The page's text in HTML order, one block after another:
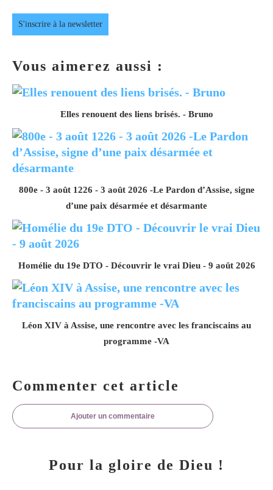
S'inscrire à la newsletter
Vous aimerez aussi :
Elles renouent des liens brisés. - Bruno
800e - 3 août 1226 - 3 août 2026 -Le Pardon d’Assise, signe
d’une paix désarmée et désarmante
Homélie du 19e DTO - Découvrir le vrai Dieu - 9 août 2026
Léon XIV à Assise, une rencontre avec les franciscains au
programme -VA
Commenter cet article
Ajouter un commentaire
Pour la gloire de Dieu !